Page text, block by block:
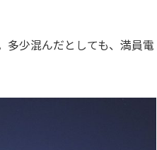
多少混んだとしても、満員電